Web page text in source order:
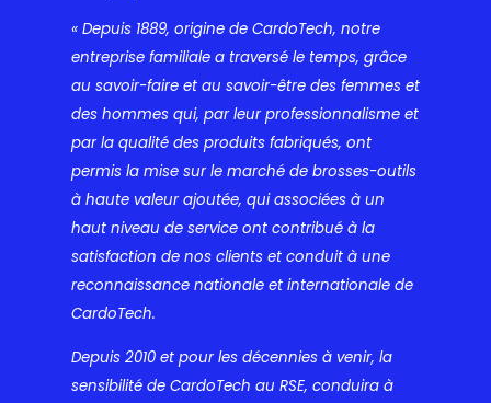
« Depuis 1889, origine de CardoTech, notre
entreprise familiale a traversé le temps, grâce
au savoir-faire et au savoir-être des femmes et
des hommes qui, par leur professionnalisme et
par la qualité des produits fabriqués, ont
permis la mise sur le marché de brosses-outils
à haute valeur ajoutée, qui associées à un
haut niveau de service ont contribué à la
satisfaction de nos clients et conduit à une
reconnaissance nationale et internationale de
CardoTech.
Depuis 2010 et pour les décennies à venir, la
sensibilité de CardoTech au RSE, conduira à